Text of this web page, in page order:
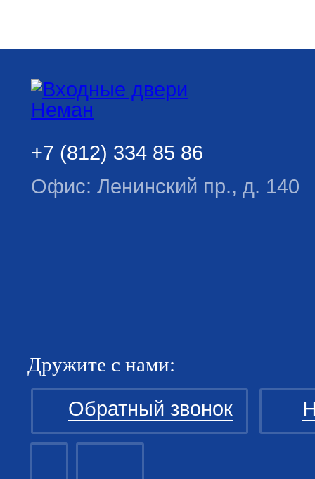
+7 (812) 334 85 86
Офис: Ленинский пр., д. 140
Дружите с нами:
Обратный звонок